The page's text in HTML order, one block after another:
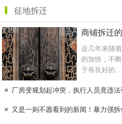
征地拆迁
商铺拆迁
这几年来随
的加快，不
于有良好的...
厂房变规划起冲突，执行人员竟违法
又是一则不愿看到的新闻！暴力强